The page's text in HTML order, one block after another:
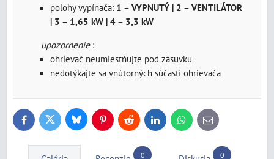
polohy vypínača: 1 – VYPNUTÝ | 2 – VENTILÁTOR
| 3 – 1,65 kW | 4 – 3,3 kW
upozornenie :
ohrievač neumiestňujte pod zásuvku
nedotýkajte sa vnútorných súčastí ohrievača
FacebookTwitter BlueskyPinterestReddit LinkedInWhatsApp
E-
mail
0 0